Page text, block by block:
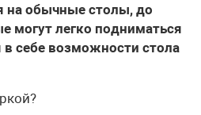
на обычные столы, до
могут легко подниматься
в себе возможности стола